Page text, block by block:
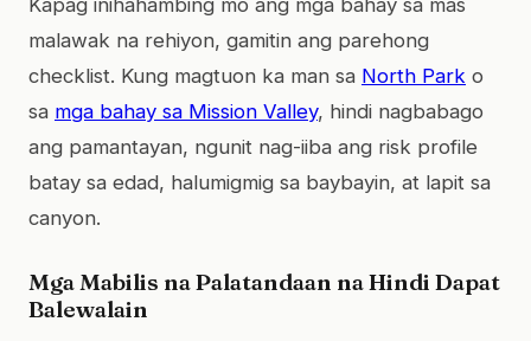
malawak na rehiyon, gamitin ang parehong
checklist. Kung magtuon ka man sa North Park o
sa mga bahay sa Mission Valley, hindi nagbabago
ang pamantayan, ngunit nag-iiba ang risk profile
batay sa edad, halumigmig sa baybayin, at lapit sa
canyon.
Mga Mabilis na Palatandaan na Hindi Dapat
Balewalain